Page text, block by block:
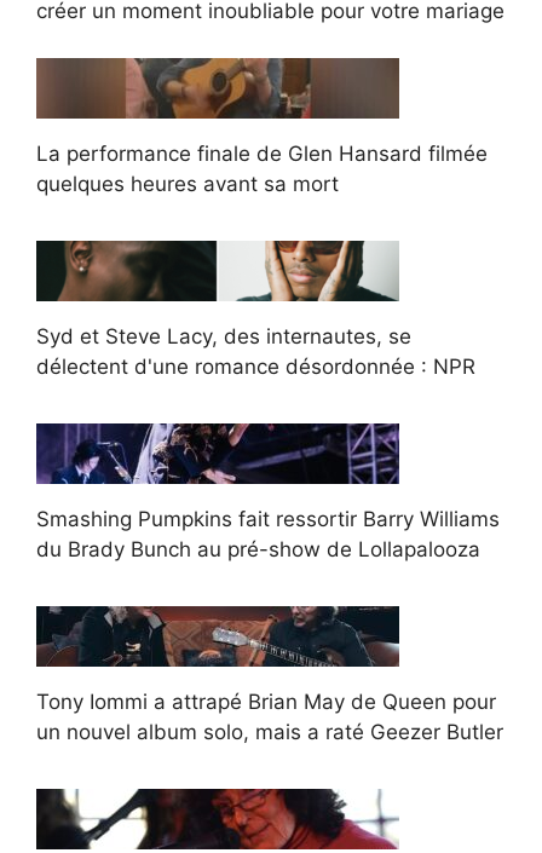
créer un moment inoubliable pour votre mariage
La performance finale de Glen Hansard filmée
quelques heures avant sa mort
Syd et Steve Lacy, des internautes, se
délectent d'une romance désordonnée : NPR
Smashing Pumpkins fait ressortir Barry Williams
du Brady Bunch au pré-show de Lollapalooza
Tony Iommi a attrapé Brian May de Queen pour
un nouvel album solo, mais a raté Geezer Butler